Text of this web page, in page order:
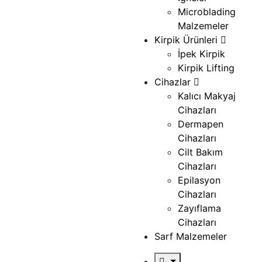
Microblading
Malzemeler
Kirpik Ürünleri
İpek Kirpik
Kirpik Lifting
Cihazlar
Kalıcı Makyaj
Cihazları
Dermapen
Cihazları
Cilt Bakım
Cihazları
Epilasyon
Cihazları
Zayıflama
Cihazları
Sarf Malzemeler